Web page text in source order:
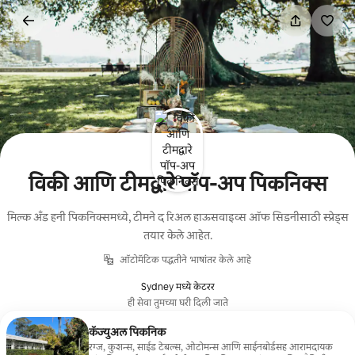
कंटेंटवर
जा
विकी आणि टीमद्वारे पॉप-अप पिकनिक्स
मिल्क अँड हनी पिकनिक्समध्ये, टीमने द रिअल हाऊसवाइव्स ऑफ सिडनीसाठी स्प्रेड्स
तयार केले आहेत.
ऑटोमॅटिक पद्धतीने भाषांतर केले आहे
Sydney मध्ये केटरर
ही सेवा तुमच्या घरी दिली जाते
कॅज्युअल पिकनिक
रग्ज, कुशन्स, साईड टेबल्स, ओटोमन्स आणि साईनबोर्डसह आरामदायक